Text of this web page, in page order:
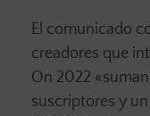
El comunicado
creadores que
On 2022
suscriptores y